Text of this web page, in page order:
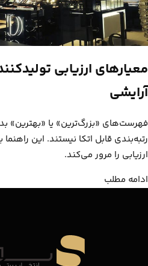
معیارهای ارزیابی
آرایشی
فهرست‌های «بزرگ‌ترین» یا «بهترین»
رتبه‌بندی قابل اتکا نیستند. این
ارزیابی را مرور می‌کند.
ادامه مطلب